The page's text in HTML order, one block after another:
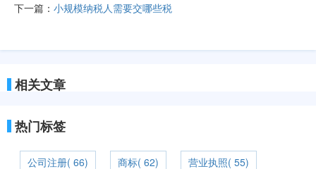
下一篇： 小规模纳税人需要交哪些税
相关文章
热门标签
公司注册( 66) 商标( 62) 营业执照( 55)